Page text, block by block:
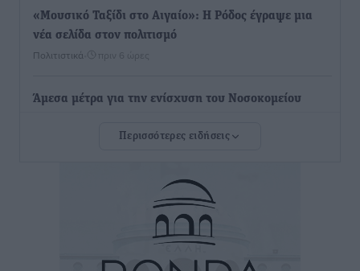
«Μουσικό Ταξίδι στο Αιγαίο»: Η Ρόδος έγραψε μια
νέα σελίδα στον πολιτισμό
Πολιτιστικά πριν 6 ώρες
Άμεσα μέτρα για την ενίσχυση του Νοσοκομείου
ανακοίνωσε ο Άδωνις Γεωργιάδης
Iατρικός Σύλλογος Ροδου προς Α. Γεωργιάδη:
Στρατηγικές Προτάσεις για την Ενίσχυση της
Δημόσιας Υγείας στη Νησιωτική Ελλάδα και στα
Νοσοκομεία της Γ΄ Ζώνης
Περισσότερες ειδήσεις